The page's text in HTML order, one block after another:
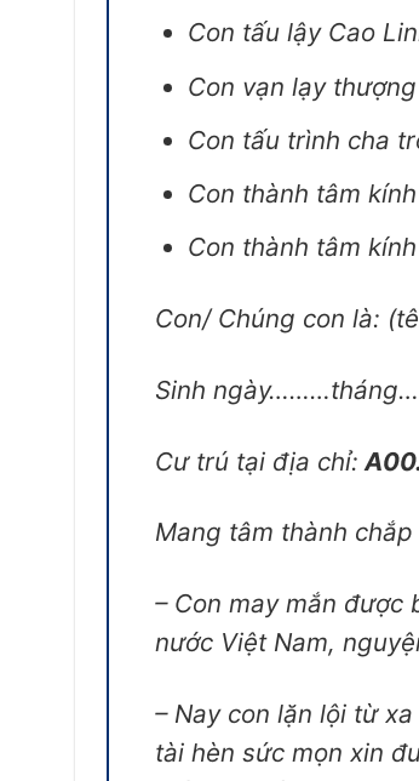
Con tấu lậy Cao
Con vạn lạy
Con tấu trình cha
Con thành tâm
Con thành tâm
Con/ Chúng con là:
Sinh
Cư trú tại địa chỉ:
Mang tâm thành
– Con may mắn được
nước Việt Nam,
– Nay con lặn lội từ
tài hèn sức mọn xin